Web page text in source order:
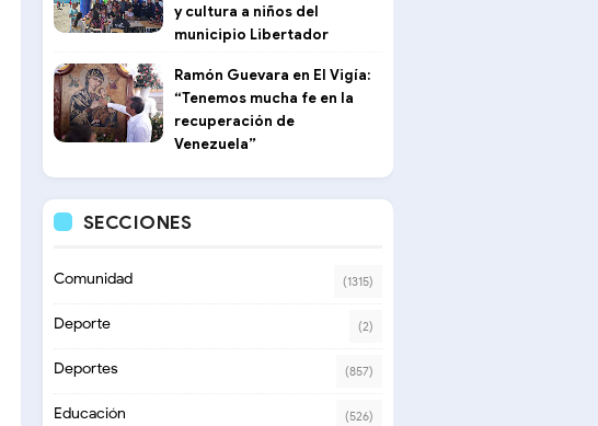
y cultura a niños del
municipio Libertador
Ramón Guevara en El Vigía:
“Tenemos mucha fe en la
recuperación de
Venezuela”
SECCIONES
Comunidad (1315)
Deporte (2)
Deportes (857)
Educación (526)